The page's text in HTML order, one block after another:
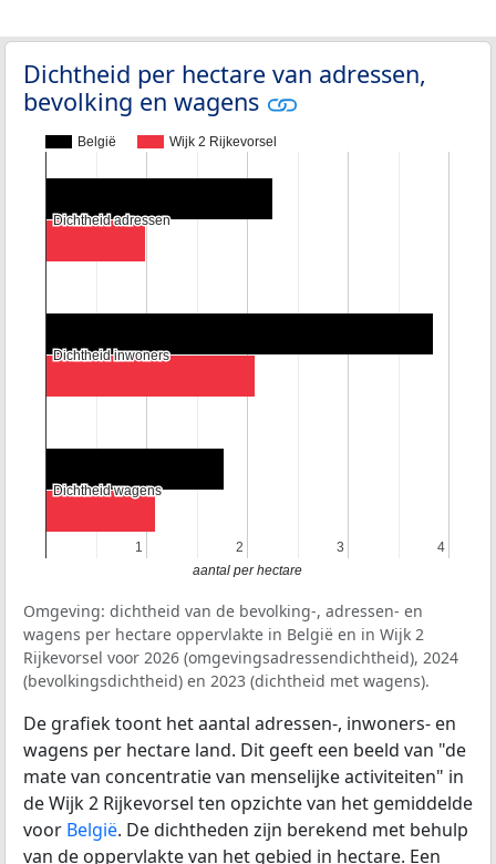
Dichtheid per hectare van adressen,
bevolking en wagens
België Wijk 2 Rijkevorsel
1
1 2
2 3
3 4
4
Dichtheid adressen
Dichtheid adressen
Dichtheid inwoners
Dichtheid inwoners
Dichtheid wagens
Dichtheid wagens
aantal per hectare
Omgeving: dichtheid van de bevolking-, adressen- en
wagens per hectare oppervlakte in België en in Wijk 2
Rijkevorsel voor 2026 (omgevingsadressendichtheid), 2024
(bevolkingsdichtheid) en 2023 (dichtheid met wagens).
De grafiek toont het aantal adressen-, inwoners- en
wagens per hectare land. Dit geeft een beeld van "de
mate van concentratie van menselijke activiteiten" in
de Wijk 2 Rijkevorsel ten opzichte van het gemiddelde
voor België. De dichtheden zijn berekend met behulp
van de oppervlakte van het gebied in hectare. Een